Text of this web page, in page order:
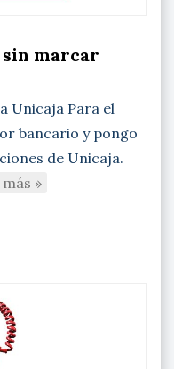
sin marcar
Unicaja Para el
bancario y pongo
de Unicaja.
»